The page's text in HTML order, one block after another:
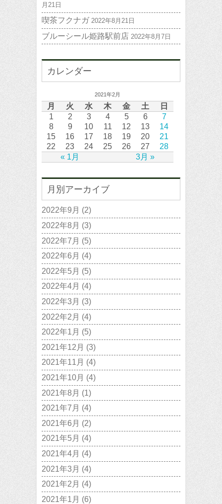
月21日
喫茶フクナガ 2022年8月21日
ブルーシール姫路駅前店 2022年8月7日
カレンダー
2021年2月
月 火 水 木 金 土 日
« 1月 3月 »
1 2 3 4 5 6
7
8
9 10 11 12 13
14
15
16 17 18 19 20
21
22
23 24 25 26 27 28
月別アーカイブ
2022年9月 (2)
2022年8月 (3)
2022年7月 (5)
2022年6月 (4)
2022年5月 (5)
2022年4月 (4)
2022年3月 (3)
2022年2月 (4)
2022年1月 (5)
2021年12月 (3)
2021年11月 (4)
2021年10月 (4)
2021年8月 (1)
2021年7月 (4)
2021年6月 (2)
2021年5月 (4)
2021年4月 (4)
2021年3月 (4)
2021年2月 (4)
2021年1月 (6)